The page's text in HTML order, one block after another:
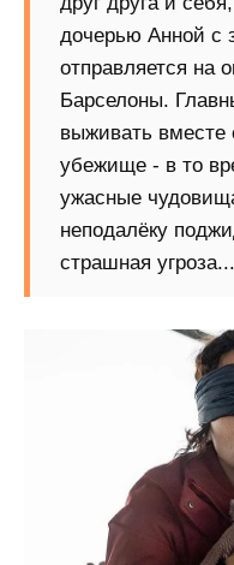
дочерью Анной с
отправляется на
Барселоны.
выживать вместе
убежище - в то
ужасные
неподалёку
страшная угроза...